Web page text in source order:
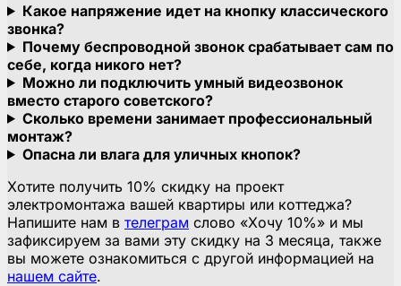
Какое напряжение идет на кнопку классического
звонка?
Почему беспроводной звонок срабатывает сам по
себе, когда никого нет?
Можно ли подключить умный видеозвонок
вместо старого советского?
Сколько времени занимает профессиональный
монтаж?
Опасна ли влага для уличных кнопок?
Хотите получить 10% скидку на проект
электромонтажа вашей квартиры или коттеджа?
Напишите нам в телеграм слово «Хочу 10%» и мы
зафиксируем за вами эту скидку на 3 месяца, также
вы можете ознакомиться с другой информацией на
нашем сайте.